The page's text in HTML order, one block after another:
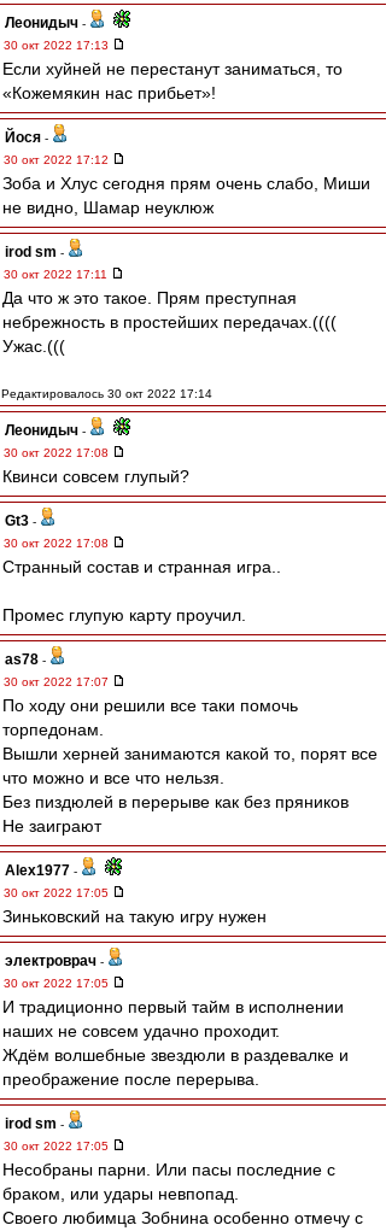
Леонидыч -
30 окт 2022 17:13
Если хуйней не перестанут заниматься, то
«Кожемякин нас прибьет»!
Йося -
30 окт 2022 17:12
Зоба и Хлус сегодня прям очень слабо, Миши
не видно, Шамар неуклюж
irod sm -
30 окт 2022 17:11
Да что ж это такое. Прям преступная
небрежность в простейших передачах.((((
Ужас.(((
Редактировалось 30 окт 2022 17:14
Леонидыч -
30 окт 2022 17:08
Квинси совсем глупый?
Gt3 -
30 окт 2022 17:08
Странный состав и странная игра..
Промес глупую карту проучил.
as78 -
30 окт 2022 17:07
По ходу они решили все таки помочь
торпедонам.
Вышли херней занимаются какой то, порят все
что можно и все что нельзя.
Без пиздюлей в перерыве как без пряников
Не заиграют
Alex1977 -
30 окт 2022 17:05
Зиньковский на такую игру нужен
электроврач -
30 окт 2022 17:05
И традиционно первый тайм в исполнении
наших не совсем удачно проходит.
Ждём волшебные звездюли в раздевалке и
преображение после перерыва.
irod sm -
30 окт 2022 17:05
Несобраны парни. Или пасы последние с
браком, или удары невпопад.
Своего любимца Зобнина особенно отмечу с